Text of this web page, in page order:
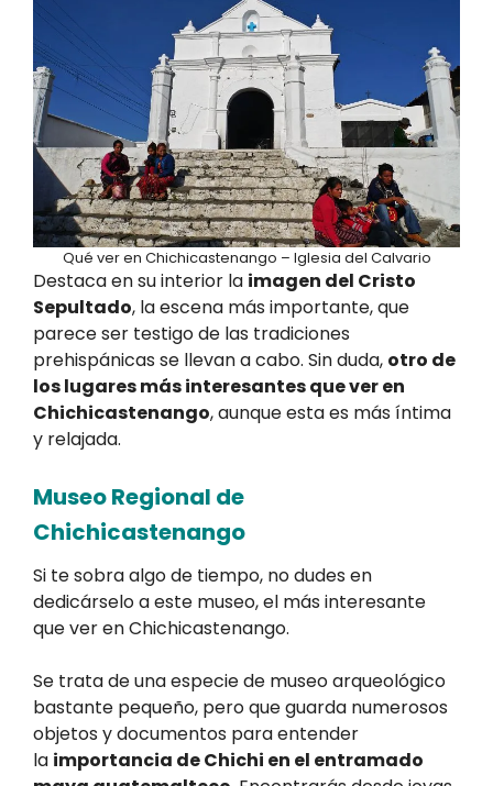
Qué ver en Chichicastenango – Iglesia del Calvario
Destaca en su interior la imagen del Cristo
Sepultado, la escena más importante, que
parece ser testigo de las tradiciones
prehispánicas se llevan a cabo. Sin duda, otro de
los lugares más interesantes que ver en
Chichicastenango, aunque esta es más íntima
y relajada.
Museo Regional de
Chichicastenango
Si te sobra algo de tiempo, no dudes en
dedicárselo a este museo, el más interesante
que ver en Chichicastenango.
Se trata de una especie de museo arqueológico
bastante pequeño, pero que guarda numerosos
objetos y documentos para entender
la importancia de Chichi en el entramado